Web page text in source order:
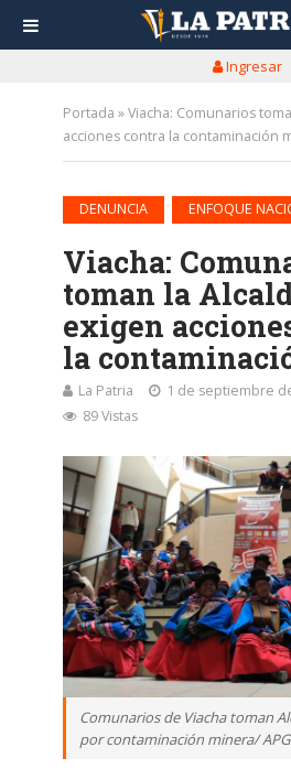
Ingresar
Portada »Viacha: Comunarios
acciones contra la contaminación
DENUNCIA ENFOQUE
Viacha:
toman la
exigen
la
La Patria
1 de septiembre
89 Vistas
Comunarios de Viacha toman
por contaminación minera/ APG